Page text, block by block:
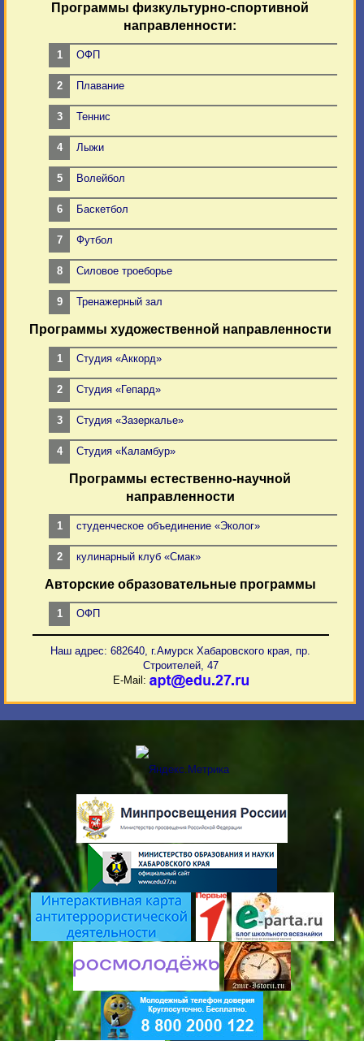
Программы физкультурно-спортивной
направленности:
ОФП
Плавание
Теннис
Лыжи
Волейбол
Баскетбол
Футбол
Силовое троеборье
Тренажерный зал
Программы художественной направленности
Студия «Аккорд»
Студия «Гепард»
Студия «Зазеркалье»
Студия «Каламбур»
Программы естественно-научной
направленности
студенческое объединение «Эколог»
кулинарный клуб «Смак»
Авторские образовательные программы
ОФП
Наш адрес: 682640, г.Амурск Хабаровского края, пр.
Строителей, 47
E-Mail: